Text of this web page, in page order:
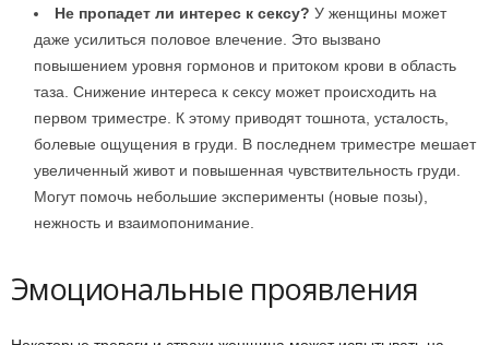
Не пропадет ли интерес к сексу? У женщины может
даже усилиться половое влечение. Это вызвано
повышением уровня гормонов и притоком крови в область
таза. Снижение интереса к сексу может происходить на
первом триместре. К этому приводят тошнота, усталость,
болевые ощущения в груди. В последнем триместре мешает
увеличенный живот и повышенная чувствительность груди.
Могут помочь небольшие эксперименты (новые позы),
нежность и взаимопонимание.
Эмоциональные проявления